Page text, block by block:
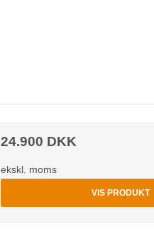
24.900 DKK
ekskl. moms
VIS PRODUKT